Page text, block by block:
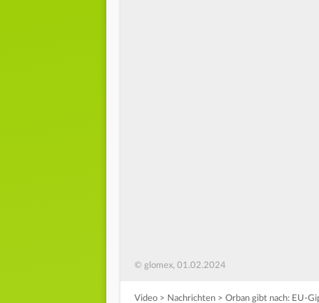
© glomex, 01.02.2024
Video > Nachrichten > Orban gibt nach: EU-